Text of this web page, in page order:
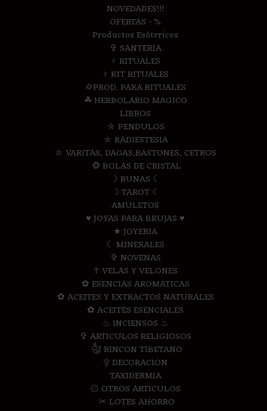
NOVEDADES!!!
OFERTAS - %
Productos Esótericos
✞ SANTERIA
♆ RITUALES
♆ KIT RITUALES
✡PROD. PARA RITUALES
☘ HERBOLARIO MAGICO
LIBROS
⛤ PENDULOS
⛤ RADIESTESIA
⛤ VARITAS, DAGAS,BASTONES, CETROS
❂ BOLAS DE CRISTAL
☽ RUNAS ☾
☽ TAROT ☾
AMULETOS
♥ JOYAS PARA BRUJAS ♥
★ JOYERIA
☾ MINERALES
✞ NOVENAS
☥ VELAS Y VELONES
✿ ESENCIAS AROMATICAS
✿ ACEITES Y EXTRACTOS NATURALES
✿ ACEITES ESENCIALES
♨ INCIENSOS ♨
✞ ARTICULOS RELIGIOSOS
༃ RINCON TIBETANO
۩ DECORACION
TAXIDERMIA
۞ OTROS ARTICULOS
✂ LOTES AHORRO